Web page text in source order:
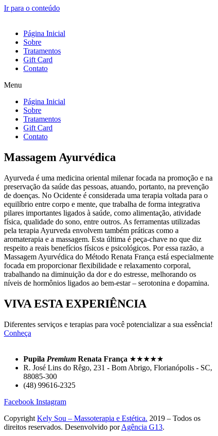
Ir para o conteúdo
Página Inicial
Sobre
Tratamentos
Gift Card
Contato
Menu
Página Inicial
Sobre
Tratamentos
Gift Card
Contato
Massagem Ayurvédica
Ayurveda é uma medicina oriental milenar focada na promoção e na
preservação da saúde das pessoas, atuando, portanto, na prevenção
de doenças. No Ocidente é considerada uma terapia voltada para o
equilíbrio entre corpo e mente, que trabalha de forma integrativa
pilares importantes ligados à saúde, como alimentação, atividade
física, qualidade do sono, entre outros. As ferramentas utilizadas
pela terapia Ayurveda envolvem também práticas como a
aromaterapia e a massagem. Esta última é peça-chave no que diz
respeito a reais benefícios físicos e psicológicos. Por essa razão, a
Massagem Ayurvédica do Método Renata França está especialmente
focada em proporcionar flexibilidade e relaxamento corporal,
trabalhando na diminuição da dor e do estresse, melhorando os
níveis de hormônios ligados ao bem-estar – serotonina e dopamina.
VIVA ESTA EXPERIÊNCIA
Diferentes serviços e terapias para você potencializar a sua essência!
Conheça
Pupila Premium Renata França ★★★★★
R. José Lins do Rêgo, 231 - Bom Abrigo, Florianópolis - SC,
88085-300
(48) 99616-2325
Facebook Instagram
Copyright Kely Sou – Massoterapia e Estética. 2019 – Todos os
direitos reservados. Desenvolvido porAgência G13.